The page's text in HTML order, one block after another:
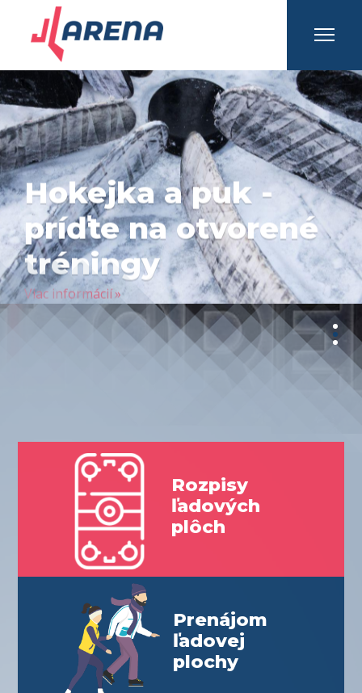
Registrovať sa Prihlásiť sa
Slovakia Lions -
pravidelné turnaje
Rozpisy
ľadových
plôch
Prenájom
ľadovej
plochy